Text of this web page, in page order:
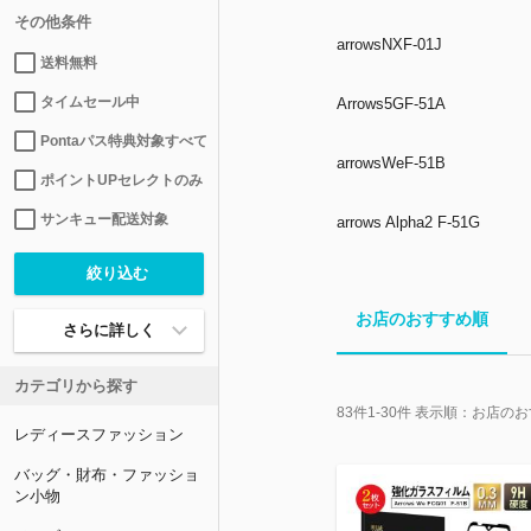
arrowsNXF-01J
Arrows5GF-51A
arrowsWeF-51B
arrows Alpha2 F-51G
お店のおすすめ順
83件1-30件 表示順： お店の
その他条件
送料無料
タイムセール中
Pontaパス特典対象すべて
ポイントUPセレクトのみ
サンキュー配送対象
さらに詳しく
カテゴリから探す
レディースファッション
バッグ・財布・ファッショ
ン小物